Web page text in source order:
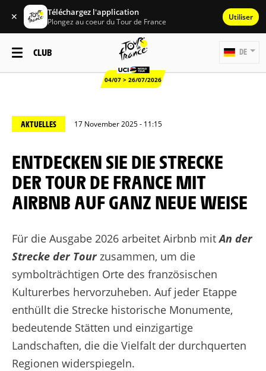
✕ Téléchargez l'application
Plongez au coeur du Tour de France Utiliser
CLUB
04/07 > 26/07/2026
DE
AKTUELLES 17 November 2025 - 11:15
ENTDECKEN SIE DIE STRECKE
DER TOUR DE FRANCE MIT
AIRBNB AUF GANZ NEUE WEISE
Für die Ausgabe 2026 arbeitet Airbnb mitAn der
Strecke der Tourzusammen, um die
symbolträchtigen Orte des französischen
Kulturerbes hervorzuheben. Auf jeder Etappe
enthüllt die Strecke historische Monumente,
bedeutende Stätten und einzigartige
Landschaften, die die Vielfalt der durchquerten
Regionen widerspiegeln.